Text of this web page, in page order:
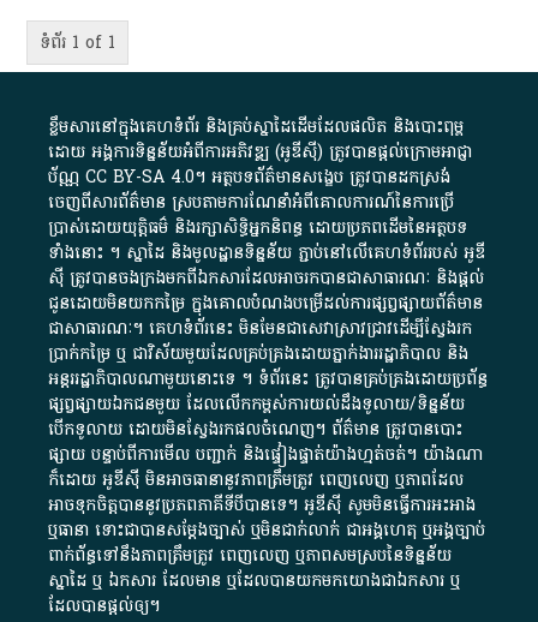
ទំព័រ 1 of 1
ខ្លឹមសារ​នៅ​ក្នុង​គេហទំព័រ និង​គ្រប់​ស្នា​ដៃ​ដើម​ដែល​ផលិត​ និង​បោះពុម្ព​
ដោយ​ អង្គការ​ទិន្នន័យ​អំពី​ការអភិវឌ្ឍ​​ (អូ​ឌី​ស៊ី)​ ត្រូវ​បាន​ផ្តល់​ក្រោម​អាជ្ញា
ប័ណ្ណ​CC BY-SA 4.0។​ អត្ថបទ​ព័ត៌មាន​សង្ខេប​ ត្រូវ​បាន​ដកស្រង់​
ចេញពី​សារព័ត៌មាន ស្របតាមការ​ណែនាំ​អំពី​គោលការណ៍​នៃ​ការ​ប្រើ
ប្រាស់​ដោយ​យុត្តិធម៌​ និង​រក្សាសិទ្ធិអ្នកនិពន្ធ ដោយ​ប្រភពដើម​នៃ​​អត្ថបទ
ទាំង​នោះ​ ។​ ស្នាដៃ​ និង​មូលដ្ឋាន​ទិន្នន័យ ​ភ្ជាប់​នៅ​លើ​គេហទំព័រ​របស់​ អូ​ឌី​
ស៊ី​ ត្រូវ​បាន​ចងក្រង​មក​ពី​ឯកសារ​ដែល​អាច​រក​បានជា​សាធារណៈ​ និង​ផ្តល់​
ជូន​ដោយ​មិន​យក​កម្រៃ​ ក្នុង​គោលបំណង​បម្រើ​ដល់ការ​ផ្សព្វផ្សាយ​ព័ត៌មាន​
ជា​សាធារណៈ​។​ គេហទំព័រ​នេះ​ មិនមែន​ជា​សេវា​ស្រាវជ្រាវ​ដើម្បី​ស្វែងរក
ប្រាក់​កម្រៃ​ ឬ​ ជា​វិស័យ​មួយ​ដែល​គ្រប់គ្រង​ដោយ​ភ្នាក់ងារ​រដ្ឋាភិបាល​ និង ​
អន្តររដ្ឋាភិបាល​ណាមួយ​នោះ​ទេ ​។​ ទំព័រ​នេះ​ ត្រូវ​បាន​គ្រប់គ្រង​ដោយ​ប្រព័ន្ធ​
ផ្សព្វផ្សាយ​ឯកជន​មួយ​ ដែល​លើកកម្ពស់​ការ​យល់​ដឹង​ទូលាយ​/​ទិន្នន័យ​
បើក​ទូលាយ​ ដោយ​មិនស្វែង​រក​ផល​ចំណេញ​។​ ព័ត៌មាន​ ត្រូវ​បាន​បោះ
ផ្សាយ​ បន្ទាប់​ពី​ការ​មើល​ បញ្ជាក់​ និង​ផ្ទៀងផ្ទាត់​យ៉ាង​ហ្មត់ចត់​។​ យ៉ាងណា​
ក៏​ដោយ​ អូ​ឌី​ស៊ី​ មិន​អាច​ធានា​នូវ​ភាព​ត្រឹមត្រូវ​ ពេញលេញ​ ឬ​ភាព​ដែល​
អាច​ទុកចិត្ត​បាននូវ​ប្រភព​ភាគី​ទី​បី​បាន​ទេ​។​ អូ​ឌី​ស៊ី​ សូម​មិន​ធ្វើការ​អះអាង​
ឬ​ធានា​ ទោះជា​បាន​សម្តែង​ច្បាស់​ ឬ​មិន​ជាក់លាក់​ ជា​អង្គហេតុ​ ឬ​អង្គច្បាប់​
ពាក់ព័ន្ធ​ទៅ​នឹង​ភាព​ត្រឹមត្រូវ​ ពេញលេញ​ ឬ​ភាព​សម​ស្រប​នៃ​ទិន្នន័យ​
ស្នាដៃ​ ឬ​ ឯកសារ​ ដែល​មាន​ ឬ​ដែល​បាន​យក​មក​យោង​ជា​ឯកសារ​ ឬ​
ដែល​បាន​ផ្តល់​ឲ្យ​។